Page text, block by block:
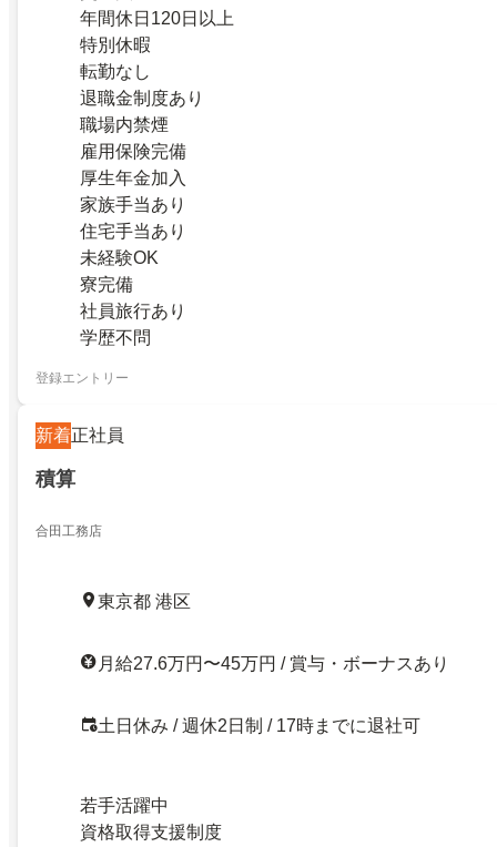
年間休日120日以上
特別休暇
転勤なし
退職金制度あり
職場内禁煙
雇用保険完備
厚生年金加入
家族手当あり
住宅手当あり
未経験OK
寮完備
社員旅行あり
学歴不問
登録エントリー
新着正社員
積算
合田工務店
東京都 港区
月給27.6万円〜45万円 / 賞与・ボーナスあり
土日休み / 週休2日制 / 17時までに退社可
若手活躍中
資格取得支援制度